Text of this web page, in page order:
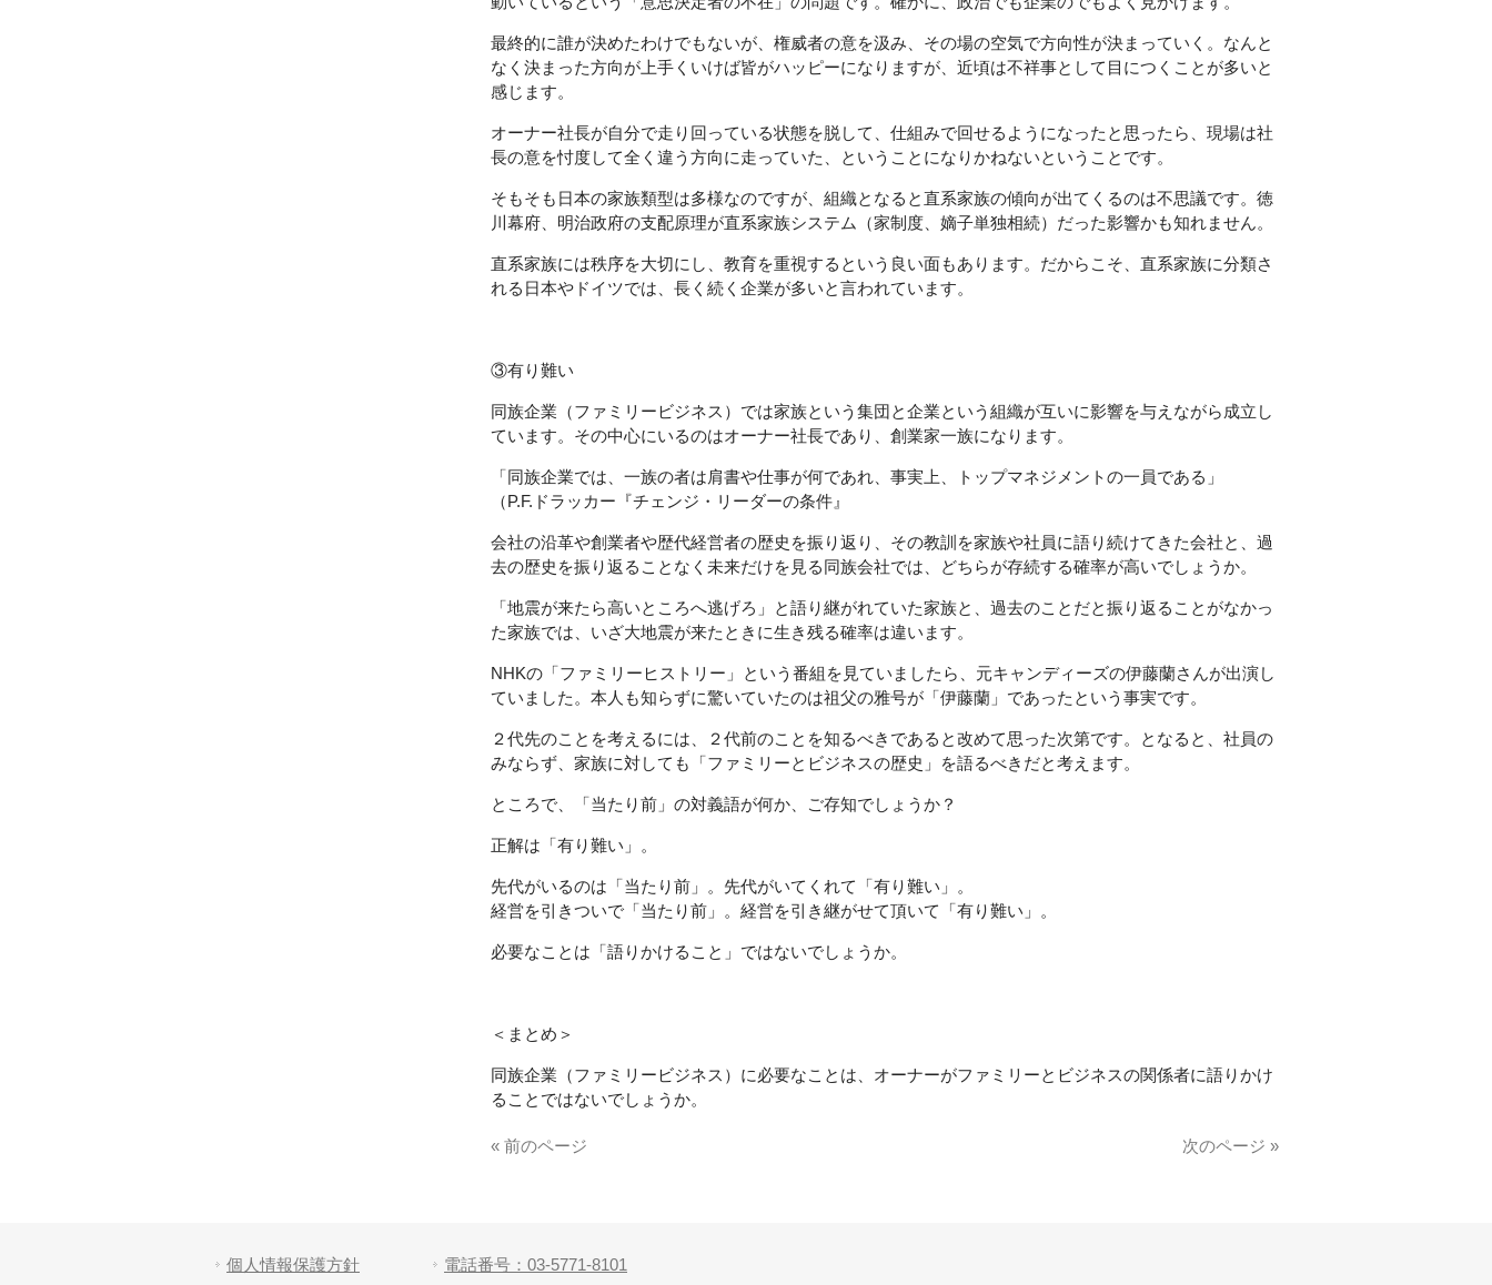
最終的に誰が決めたわけでもないが、権威者の意を汲み、その場の空気で方向性が決まっていく。なんと
なく決まった方向が上手くいけば皆がハッピーになりますが、近頃は不祥事として目につくことが多いと
感じます。
オーナー社長が自分で走り回っている状態を脱して、仕組みで回せるようになったと思ったら、現場は社
長の意を忖度して全く違う方向に走っていた、ということになりかねないということです。
そもそも日本の家族類型は多様なのですが、組織となると直系家族の傾向が出てくるのは不思議です。徳
川幕府、明治政府の支配原理が直系家族システム（家制度、嫡子単独相続）だった影響かも知れません。
直系家族には秩序を大切にし、教育を重視するという良い面もあります。だからこそ、直系家族に分類さ
れる日本やドイツでは、長く続く企業が多いと言われています。
③有り難い
同族企業（ファミリービジネス）では家族という集団と企業という組織が互いに影響を与えながら成立し
ています。その中心にいるのはオーナー社長であり、創業家一族になります。
「同族企業では、一族の者は肩書や仕事が何であれ、事実上、トップマネジメントの一員である」
（P.F.ドラッカー『チェンジ・リーダーの条件』
会社の沿革や創業者や歴代経営者の歴史を振り返り、その教訓を家族や社員に語り続けてきた会社と、過
去の歴史を振り返ることなく未来だけを見る同族会社では、どちらが存続する確率が高いでしょうか。
「地震が来たら高いところへ逃げろ」と語り継がれていた家族と、過去のことだと振り返ることがなかっ
た家族では、いざ大地震が来たときに生き残る確率は違います。
NHKの「ファミリーヒストリー」という番組を見ていましたら、元キャンディーズの伊藤蘭さんが出演し
ていました。本人も知らずに驚いていたのは祖父の雅号が「伊藤蘭」であったという事実です。
２代先のことを考えるには、２代前のことを知るべきであると改めて思った次第です。となると、社員の
みならず、家族に対しても「ファミリーとビジネスの歴史」を語るべきだと考えます。
ところで、「当たり前」の対義語が何か、ご存知でしょうか？
正解は「有り難い」。
先代がいるのは「当たり前」。先代がいてくれて「有り難い」。
経営を引きついで「当たり前」。経営を引き継がせて頂いて「有り難い」。
必要なことは「語りかけること」ではないでしょうか。
＜まとめ＞
同族企業（ファミリービジネス）に必要なことは、オーナーがファミリーとビジネスの関係者に語りかけ
ることではないでしょうか。
« 前のページ 次のページ »
個人情報保護方針 電話番号：03-5771-8101